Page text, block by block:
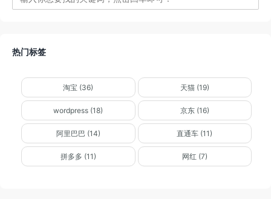
热门标签
淘宝 (36) 天猫 (19)
wordpress (18) 京东 (16)
阿里巴巴 (14) 直通车 (11)
拼多多 (11) 网红 (7)